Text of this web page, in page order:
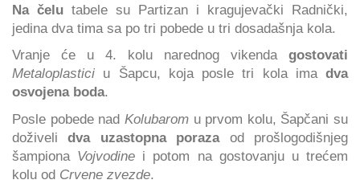
Na čelu tabele su Partizan i kragujevački Radnički,
jedina dva tima sa po tri pobede u tri dosadašnja kola.
Vranje će u 4. kolu narednog vikenda gostovati
Metaloplastici u Šapcu, koja posle tri kola ima dva
osvojena boda.
Posle pobede nad Kolubaromu prvom kolu, Šapčani su
doživeli dva uzastopna porazaod prošlogodišnjeg
šampiona Vojvodine i potom na gostovanju u trećem
kolu od Crvene zvezde.